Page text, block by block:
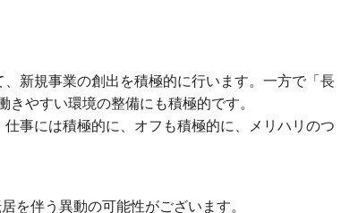
新規事業の創出を積極的に行います。一方で「長
きやすい環境の整備にも積極的です。
事には積極的に、オフも積極的に、メリハリのつ
を伴う異動の可能性がございます。